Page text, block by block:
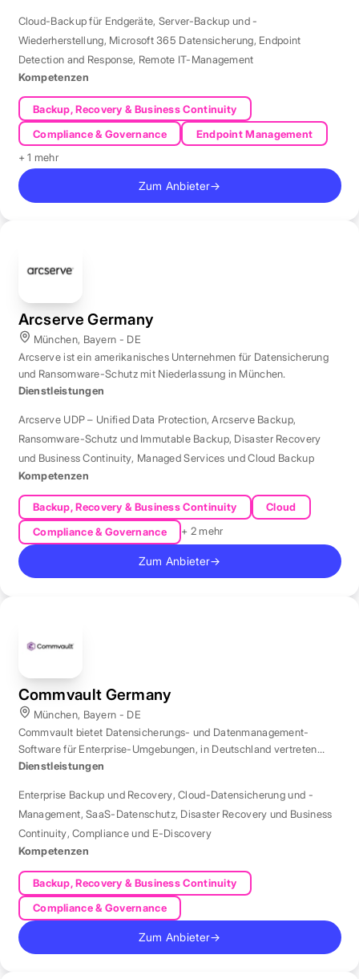
Cloud-Backup für Endgeräte, Server-Backup und -
Wiederherstellung, Microsoft 365 Datensicherung, Endpoint
Detection and Response, Remote IT-Management
Kompetenzen
Backup, Recovery & Business Continuity
Compliance & Governance
Endpoint Management
+ 1 mehr
Zum Anbieter→
Arcserve Germany
München, Bayern - DE
Arcserve ist ein amerikanisches Unternehmen für Datensicherung
und Ransomware-Schutz mit Niederlassung in München.
Dienstleistungen
Arcserve UDP – Unified Data Protection,Arcserve Backup,
Ransomware-Schutz und Immutable Backup, Disaster Recovery
und Business Continuity, Managed Services und Cloud Backup
Kompetenzen
Backup, Recovery & Business Continuity
Cloud
Compliance & Governance
+ 2 mehr
Zum Anbieter→
Commvault Germany
München, Bayern - DE
Commvault bietet Datensicherungs- und Datenmanagement-
Software für Enterprise-Umgebungen, in Deutschland vertreten
durch eine Niederlassung in München.
Dienstleistungen
Enterprise Backup und Recovery,Cloud-Datensicherung und -
Management,SaaS-Datenschutz, Disaster Recovery und Business
Continuity,Compliance und E-Discovery
Kompetenzen
Backup, Recovery & Business Continuity
Compliance & Governance
Zum Anbieter→